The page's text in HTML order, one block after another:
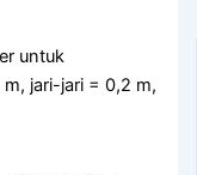
untuk
jari-jari = 0,2 m,